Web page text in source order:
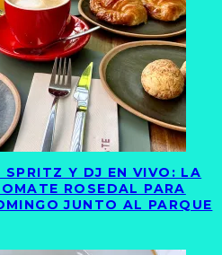
SPRITZ Y DJ EN VIVO: LA
ROSEDAL PARA
JUNTO AL PARQUE